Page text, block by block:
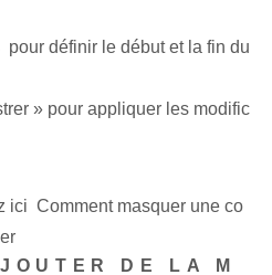
pour définir le début et la fin du
» pour appliquer les modific
ici Comment masquer une co
DE LA M